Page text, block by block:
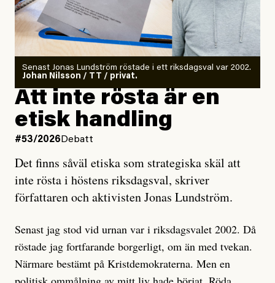
Det finns en väldigt enkel regel inom alla politiska
rörelser när det gäller misstänkta infiltratörer:
Antingen har en bevis på att de är infiltratörer, och då
ska en gå ut med det så fort det bara går för att skydda
rörelsen. Eller så har en inga bevis, bara misstankar,
och då ska en efterforska diskret, just för att inte skapa
oro inom rörelsen.
Artikeln undersöker inte, som ETC påstår, ”vad som
är sant, vad som är rykten”, utan den bidrar bara till
ännu mer ryktesspridning. Det finns inte ett enda bevis
misstänkta personen är en infiltratör. Det som läsaren
får veta är att personen har ändrat sina politiska åsikter
under åren, att den har raderat tidigare innehåll på sina
sociala medier, att artikelns författare inte förstår sig
Senast Jonas Lundström röstade i ett riksdagsval var 2002.
Johan Nilsson / TT / privat.
Att inte rösta är en
etisk handling
#53/2026 Debatt
Det finns såväl etiska som strategiska skäl att
inte rösta i höstens riksdagsval, skriver
författaren och aktivisten Jonas Lundström.
Senast jag stod vid urnan var i riksdagsvalet 2002. Då
röstade jag fortfarande borgerligt, om än med tvekan.
Närmare bestämt på Kristdemokraterna. Men en